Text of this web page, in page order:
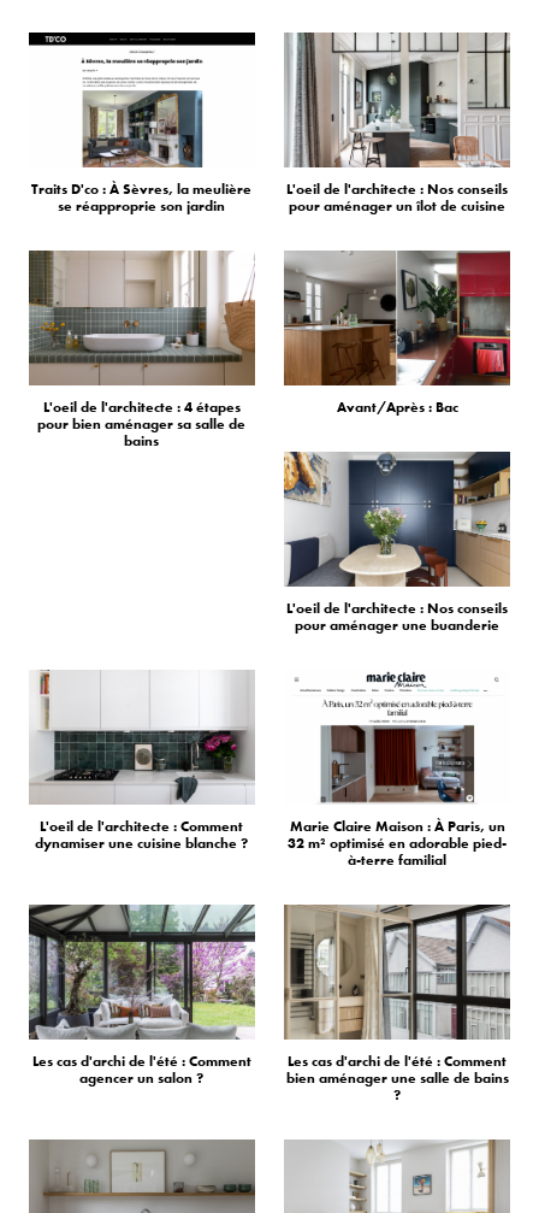
Traits D'co : À Sèvres, la meulière
se réapproprie son jardin
L'oeil de l'architecte : Nos conseils
pour aménager un îlot de cuisine
L'oeil de l'architecte : 4 étapes
pour bien aménager sa salle de
bains
Avant/Après : Bac
L'oeil de l'architecte : Nos conseils
pour aménager une buanderie
L'oeil de l'architecte : Comment
dynamiser une cuisine blanche ?
Marie Claire Maison : À Paris, un
32 m² optimisé en adorable pied-
à-terre familial
Les cas d'archi de l'été : Comment
agencer un salon ?
Les cas d'archi de l'été : Comment
bien aménager une salle de bains
?